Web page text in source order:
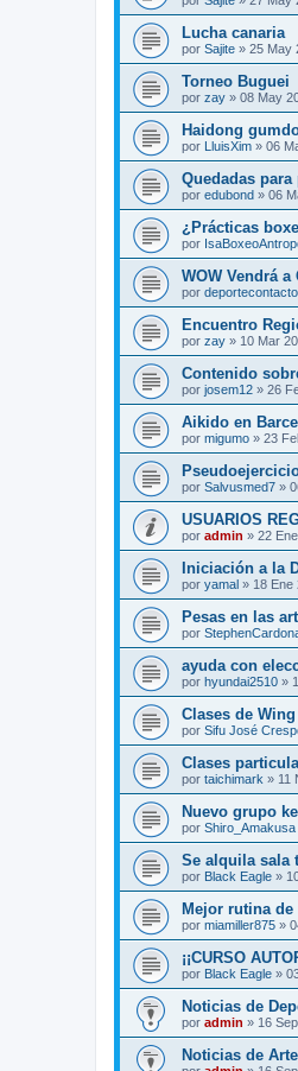
Lucha canaria
por Sajite » 25 May
Torneo Buguei
por zay » 08 May
Haidong
por LluisXim » 06
Quedadas
por edubond » 06
¿Prácticas
por
WOW Vendrá a
por deportecontacto
Encuentro
por zay » 10 Mar
Contenido
por josem12 » 26
Aikido en
por migumo » 23
por Salvusmed7 »
USUARIOS
por admin » 22
Iniciación a la
por yamal » 18 Ene
Pesas en las
por
ayuda con
por hyundai2510 »
Clases de
por Sifu José
Clases
por taichimark » 11
Nuevo grupo
por Shiro_Amakusa
Se alquila sala
por Black Eagle »
Mejor rutina
por miamiller875 »
¡¡CURSO
por Black Eagle »
Noticias de
por admin » 16
Noticias de